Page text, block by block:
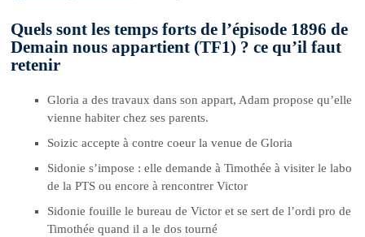
Quels sont les temps forts de l’épisode 1896 de
Demain nous appartient (TF1) ? ce qu’il faut
retenir
Gloria a des travaux dans son appart, Adam propose qu’elle
vienne habiter chez ses parents.
Soizic accepte à contre coeur la venue de Gloria
Sidonie s’impose : elle demande à Timothée à visiter le labo
de la PTS ou encore à rencontrer Victor
Sidonie fouille le bureau de Victor et se sert de l’ordi pro de
Timothée quand il a le dos tourné